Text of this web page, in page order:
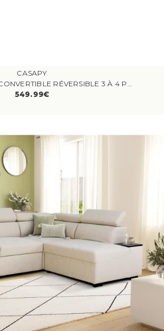
CASAPY
CANAPÉ D'ANGLE CONVERTIBLE RÉVERSIBLE 3 À 4 PLACES - PHARELL - TISSU ANTHRACITE - COFFRE DE RANGEMENT - L 224 X P 155 X H 85 CM
549.99€